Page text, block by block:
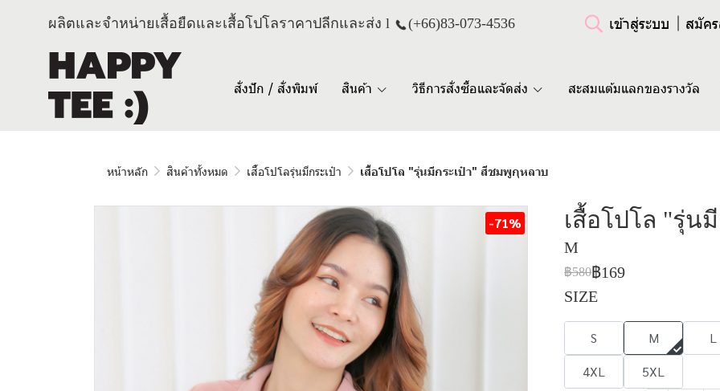
ผลิตและจำหน่ายเสื้อยืดและเสื้อโปโลราคาปลีกและส่ง l (+66)83-073-4536 เข้าสู่ระบบ สมัค
สั่งปัก / สั่งพิมพ์ สินค้า วิธีการสั่งซื้อและจัดส่ง สะสมแต้มแลกของรางวัล
หน้าหลัก สินค้าทั้งหมด เสื้อโปโลรุ่นมีกระเป๋า เสื้อโปโล "รุ่นมีกระเป๋า" สีชมพูกุหลาบ
-71% เสื้อโปโล "รุ่น
M
฿580฿169
SIZE
S M L
4XL
5XL